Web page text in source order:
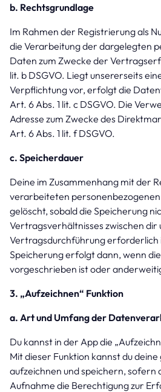
b. Rechtsgrundlage
Im Rahmen der Registrierung als
die Verarbeitung der dargelegten
Daten zum Zwecke der
lit. b DSGVO. Liegt unsererseits
Verpflichtung vor, erfolgt die
Art. 6 Abs. 1 lit. c DSGVO. Die
Adresse zum Zwecke des
Art. 6 Abs. 1 lit. f DSGVO.
c. Speicherdauer
Deine im Zusammenhang mit der
verarbeiteten
gelöscht, sobald die Speicherung
Vertragsverhältnisses zwischen dir
Vertragsdurchführung erforderlich
Speicherung erfolgt dann, wenn
vorgeschrieben ist oder
3. „Aufzeichnen“ Funktion
a. Art und Umfang der
Du kannst in der App die
Mit dieser Funktion kannst du
aufzeichnen und speichern, sofern
Aufnahme die Berechtigung zur